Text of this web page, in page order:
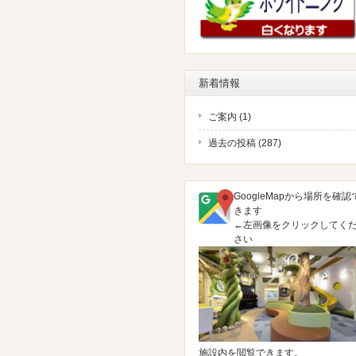
新着情報
ご案内 (1)
過去の投稿 (287)
GoogleMapから場所を確認
きます
←左画像をクリックしてく
さい
施設内を閲覧できます。